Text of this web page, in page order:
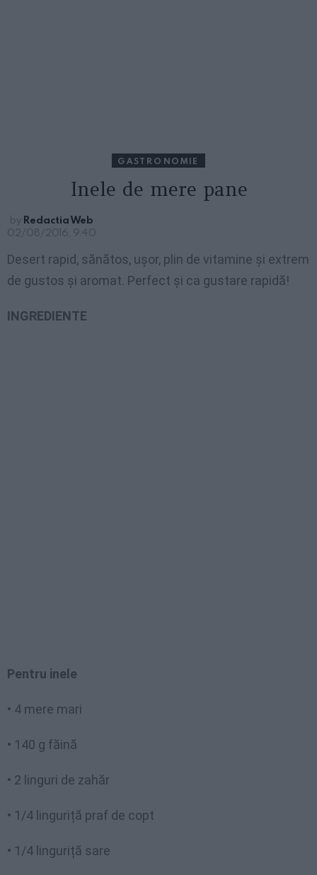
GASTRONOMIE
Inele de mere pane
by Redactia Web
02/08/2016, 9:40
Desert rapid, sănătos, ușor, plin de vitamine și extrem
de gustos și aromat. Perfect și ca gustare rapidă!
INGREDIENTE
Pentru inele
• 4 mere mari
• 140 g făină
• 2 linguri de zahăr
• 1/4 linguriță praf de copt
• 1/4 linguriță sare